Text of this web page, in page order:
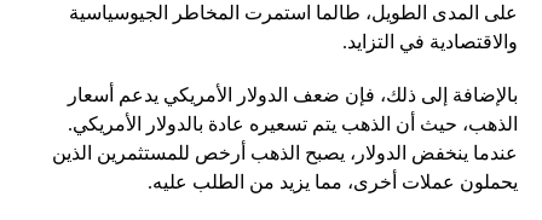
على المدى الطويل، طالما استمرت المخاطر الجيوسياسية
والاقتصادية في التزايد.
بالإضافة إلى ذلك، فإن ضعف الدولار الأمريكي يدعم أسعار
الذهب، حيث أن الذهب يتم تسعيره عادة بالدولار الأمريكي.
عندما ينخفض ​​الدولار، يصبح الذهب أرخص للمستثمرين الذين
يحملون عملات أخرى، مما يزيد من الطلب عليه.